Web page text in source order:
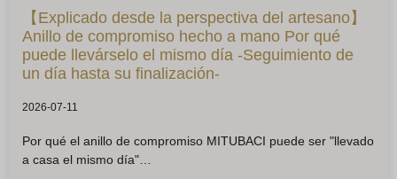
【Explicado desde la perspectiva del artesano】
Anillo de compromiso hecho a mano Por qué
puede llevárselo el mismo día -Seguimiento de
un día hasta su finalización-
2026-07-11
Por qué el anillo de compromiso MITUBACI puede ser "llevado
a casa el mismo día"